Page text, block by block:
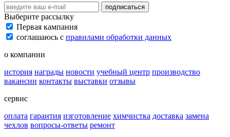
подписаться
Выберите рассылку
Первая кампания
соглашаюсь с правилами обработки данных
о компании
история награды новости учебный центр производство
вакансии контакты выставки отзывы
сервис
оплата гарантия изготовление химчистка доставка замена
чехлов вопросы-ответы ремонт